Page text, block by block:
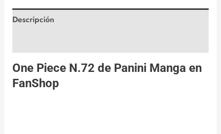
Descripción
One Piece N.72 de Panini Manga en
FanShop